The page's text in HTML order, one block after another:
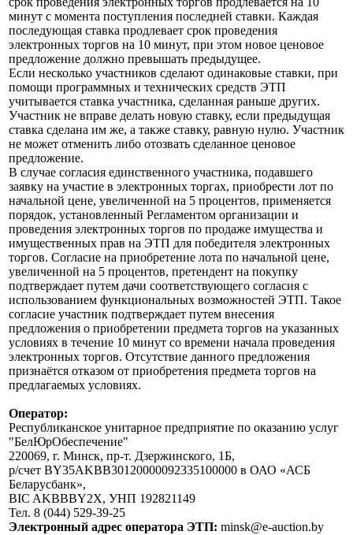
минут с момента поступления последней ставки. Каждая
последующая ставка продлевает срок проведения
электронных торгов на 10 минут, при этом новое ценовое
предложение должно превышать предыдущее.
Если несколько участников сделают одинаковые ставки, при
помощи программных и технических средств ЭТП
учитывается ставка участника, сделанная раньше других.
Участник не вправе делать новую ставку, если предыдущая
ставка сделана им же, а также ставку, равную нулю. Участник
не может отменить либо отозвать сделанное ценовое
предложение.
В случае согласия единственного участника, подавшего
заявку на участие в электронных торгах, приобрести лот по
начальной цене, увеличенной на 5 процентов, применяется
порядок, установленный Регламентом организации и
проведения электронных торгов по продаже имущества и
имущественных прав на ЭТП для победителя электронных
торгов. Согласие на приобретение лота по начальной цене,
увеличенной на 5 процентов, претендент на покупку
подтверждает путем дачи соответствующего согласия с
использованием функциональных возможностей ЭТП. Такое
согласие участник подтверждает путем внесения
предложения о приобретении предмета торгов на указанных
условиях в течение 10 минут со времени начала проведения
электронных торгов. Отсутствие данного предложения
признаётся отказом от приобретения предмета торгов на
предлагаемых условиях.
Оператор:
Республиканское унитарное предприятие по оказанию услуг
"БелЮрОбеспечение"
220069, г. Минск, пр-т. Дзержинского, 1Б,
р/счет BY35AKBB30120000092335100000 в ОАО «АСБ
Беларусбанк»,
BIC AKBBBY2X, УНП 192821149
Тел. 8 (044) 529-39-25
Электронный адрес оператора ЭТП: minsk@e-auction.by